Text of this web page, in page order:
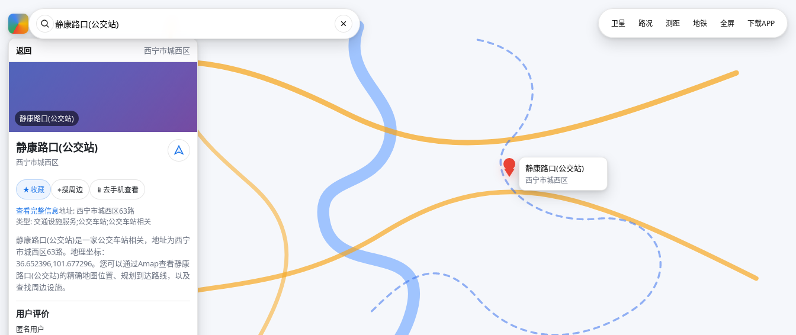
返回 西宁市城西区
静康路口(公交站)
静康路口(公交站)
西宁市城西区
★收藏 ⌖搜周边 📱 去手机查看
查看完整信息地址: 西宁市城西区63路
类型: 交通设施服务;公交车站;公交车站相关
静康路口(公交站)是一家公交车站相关，地址为西宁
市城西区63路。地理坐标：
36.652396,101.677296。您可以通过Amap查看静康
路口(公交站)的精确地图位置、规划到达路线，以及
查找周边设施。
用户评价
匿名用户
静康路口(公交站)
西宁市城西区
卫星 路况 测距 地铁 全屏 下载APP